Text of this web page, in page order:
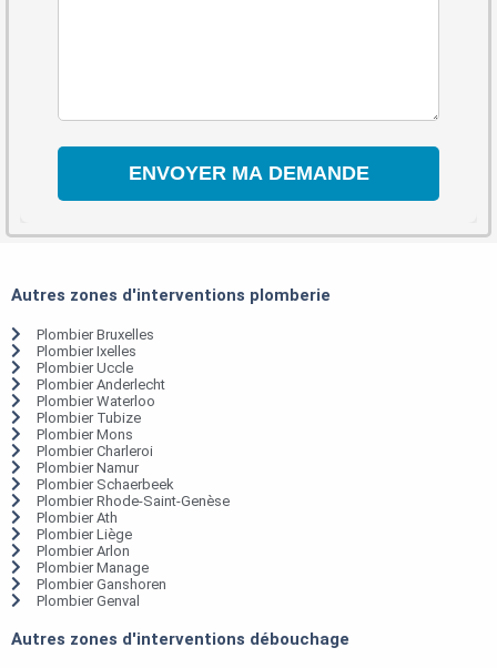
Autres zones d'interventions plomberie
Plombier Bruxelles
Plombier Ixelles
Plombier Uccle
Plombier Anderlecht
Plombier Waterloo
Plombier Tubize
Plombier Mons
Plombier Charleroi
Plombier Namur
Plombier Schaerbeek
Plombier Rhode-Saint-Genèse
Plombier Ath
Plombier Liège
Plombier Arlon
Plombier Manage
Plombier Ganshoren
Plombier Genval
Autres zones d'interventions débouchage